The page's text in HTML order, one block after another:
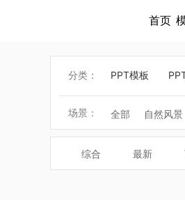
首页
分类： PPT模板
场景： 全部 自然风景
科学/技术 美
综合
最新